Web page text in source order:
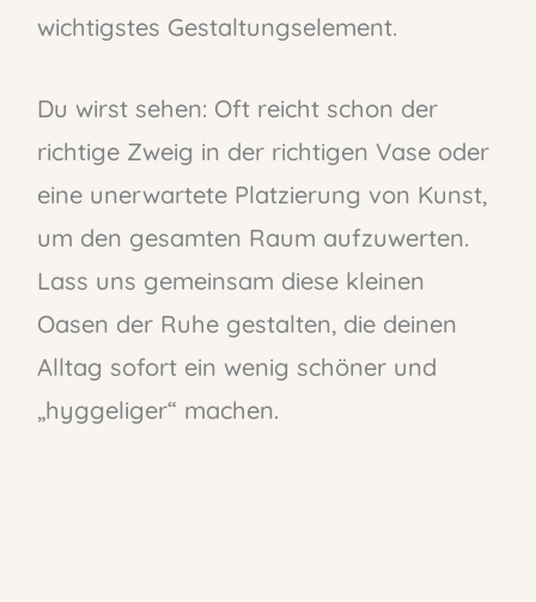
wichtigstes Gestaltungselement.
Du wirst sehen: Oft reicht schon der
richtige Zweig in der richtigen Vase oder
eine unerwartete Platzierung von Kunst,
um den gesamten Raum aufzuwerten.
Lass uns gemeinsam diese kleinen
Oasen der Ruhe gestalten, die deinen
Alltag sofort ein wenig schöner und
„hyggeliger“ machen.